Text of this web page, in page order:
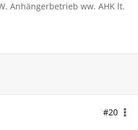
Anhängerbetrieb ww. AHK lt.
#20